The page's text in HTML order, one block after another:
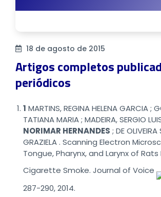
18 de agosto de 2015
Artigos completos
periódicos
1 MARTINS, REGINA HELENA GARCIA ;
TATIANA MARIA ; MADEIRA, SERGIO
NORIMAR HERNANDES ; DE OLIVEIRA
GRAZIELA . Scanning Electron
Tongue, Pharynx, and Larynx of
Cigarette Smoke. Journal of Voice
287-290, 2014.